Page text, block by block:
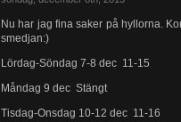
Nu har jag fina saker på hyllorna.
smedjan:)
Lördag-Söndag 7-8 dec 11-15
Måndag 9 dec Stängt
Tisdag-Onsdag 10-12 dec 11-16